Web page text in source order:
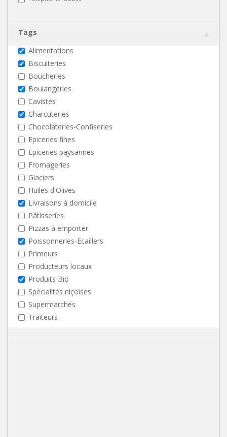
Tags
Alimentations
Biscuiteries
Boucheries
Boulangeries
Cavistes
Charcuteries
Chocolateries-Confiseries
Epiceries fines
Epiceries paysannes
Fromageries
Glaciers
Huiles d'Olives
Livraisons à domicile
Pâtisseries
Pizzas à emporter
Poissonneries-Ecaillers
Primeurs
Producteurs locaux
Produits Bio
Spécialités niçoises
Supermarchés
Traiteurs